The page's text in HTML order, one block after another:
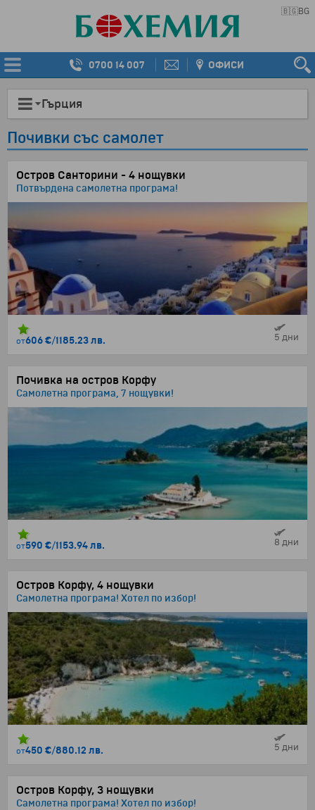
🇧🇬BG
0700 14 007 ОФИСИ
Гърция
Почивки със самолет
Oстров Санторини - 4 нощувки
Потвърдена самолетна програма!
от606 €/1185.23 лв. 5 дни
Почивка на остров Корфу
Самолетна програма, 7 нощувки!
от590 €/1153.94 лв. 8 дни
Остров Корфу, 4 нощувки
Самолетна програма! Хотел по избор!
от450 €/880.12 лв. 5 дни
Остров Корфу, 3 нощувки
Самолетна програма! Хотел по избор!